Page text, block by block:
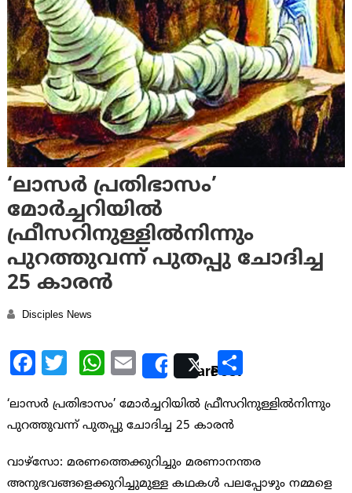
‘ലാസര്‍ പ്രതിഭാസം’
മോര്‍ച്ചറിയില്‍
ഫ്രീസറിനുള്ളില്‍നിന്നും
പുറത്തുവന്ന് പുതപ്പു ചോദിച്ച
25 കാരന്‍
Disciples News
Facebook
TwitterWhatsApp
EmailSharePostShare
‘ലാസര്‍ പ്രതിഭാസം’ മോര്‍ച്ചറിയില്‍ ഫ്രീസറിനുള്ളില്‍നിന്നും
പുറത്തുവന്ന് പുതപ്പു ചോദിച്ച 25 കാരന്‍
വാഴ്സോ: മരണത്തെക്കുറിച്ചും മരണാനന്തര
അനുഭവങ്ങളെക്കുറിച്ചുമുള്ള കഥകള്‍ പലപ്പോഴും നമ്മളെ